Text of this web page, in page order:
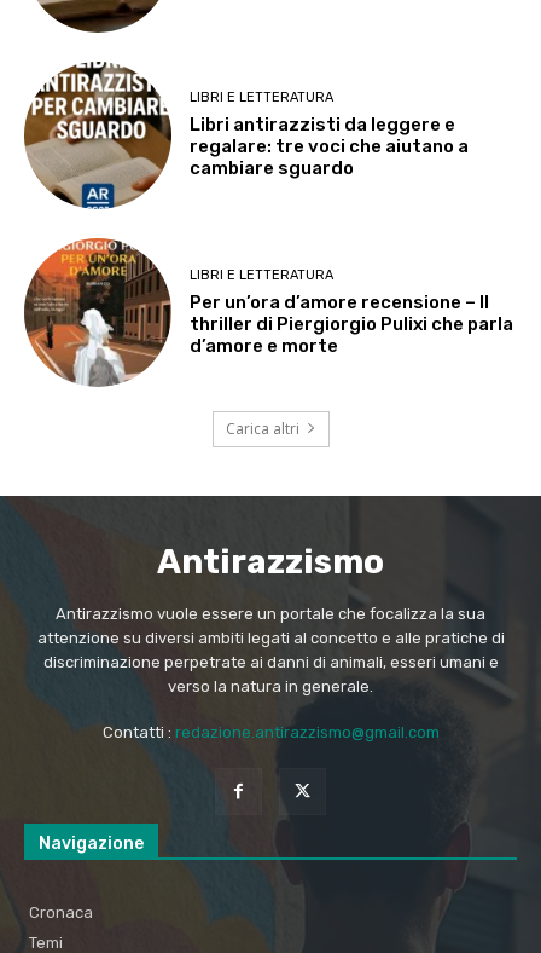
LIBRI E LETTERATURA
Libri antirazzisti da leggere e
regalare: tre voci che aiutano a
cambiare sguardo
LIBRI E LETTERATURA
Per un’ora d’amore recensione – Il
thriller di Piergiorgio Pulixi che parla
d’amore e morte
Carica altri
Antirazzismo
Antirazzismo vuole essere un portale che focalizza la sua
attenzione su diversi ambiti legati al concetto e alle pratiche di
discriminazione perpetrate ai danni di animali, esseri umani e
verso la natura in generale.
Contatti : redazione.antirazzismo@gmail.com
Navigazione
Cronaca
Temi